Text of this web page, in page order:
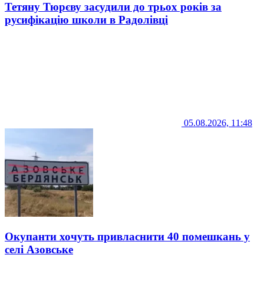
Тетяну Тюрєву засудили до трьох років за
русифікацію школи в Радолівці
05.08.2026, 11:48
Окупанти хочуть привласнити 40 помешкань у
селі Азовське